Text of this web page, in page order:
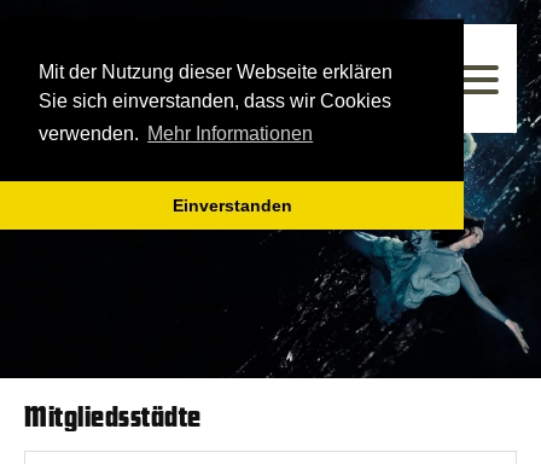
Mit der Nutzung dieser Webseite erklären
Sie sich einverstanden, dass wir Cookies
verwenden. Mehr Informationen
Einverstanden
Westfälisches Landestheater
Spielzeit 2025/2026
Mitgliedsstädte